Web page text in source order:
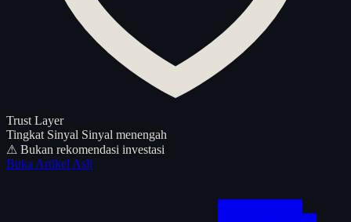
Trust Layer
Tingkat Sinyal Sinyal menengah
⚠ Bukan rekomendasi investasi
Buka Artikel Asli